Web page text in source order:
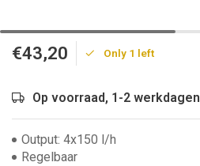
€43,20 Only 1 left
Op voorraad, 1-2 werkdagen
Output: 4x150 l/h
Regelbaar